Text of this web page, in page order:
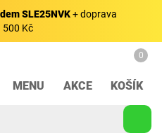
SLE25NVK+ doprava
500 Kč
MENU AKCE
0
KOŠÍK